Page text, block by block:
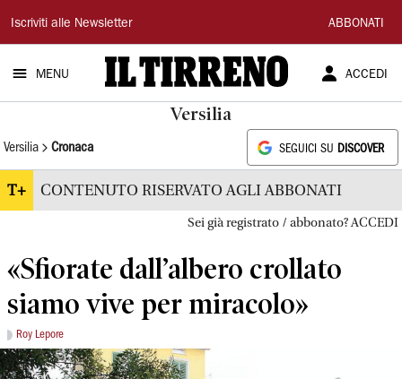
Il
Tirreno
Iscriviti alle Newsletter ABBONATI
MENU ACCEDI
Versilia
Versilia Cronaca SEGUICI SU DISCOVER
T+ CONTENUTO RISERVATO AGLI ABBONATI
Sei già registrato / abbonato? ACCEDI
«Sfiorate dall’albero crollato
siamo vive per miracolo»
Roy Lepore